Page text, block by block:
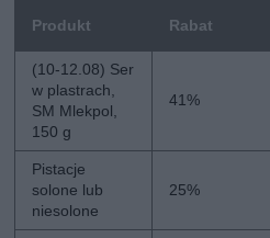
Produkt Rabat
(10-12.08) Ser
w plastrach,
SM Mlekpol,
150 g
41%
Pistacje
solone lub
niesolone
25%